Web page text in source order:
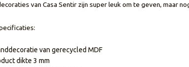
van Casa Sentir zijn super leuk om te geven, maar
van gerecycled MDF
dikte 3 mm